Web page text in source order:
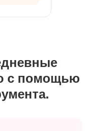
с помощью